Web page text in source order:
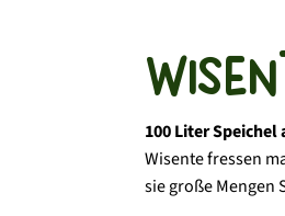
Spenden
Wisent
100 Liter Speichel
Wisente fressen
sie große Mengen